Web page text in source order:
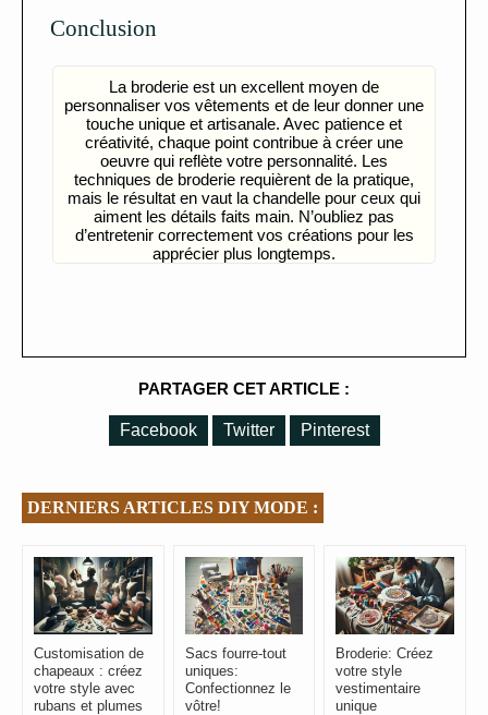
Conclusion
La broderie est un excellent moyen de
personnaliser vos vêtements et de leur donner une
touche unique et artisanale. Avec patience et
créativité, chaque point contribue à créer une
oeuvre qui reflète votre personnalité. Les
techniques de broderie requièrent de la pratique,
mais le résultat en vaut la chandelle pour ceux qui
aiment les détails faits main. N’oubliez pas
d’entretenir correctement vos créations pour les
apprécier plus longtemps.
PARTAGER CET ARTICLE :
Facebook Twitter Pinterest
DERNIERS ARTICLES DIY MODE :
Customisation de
chapeaux : créez
votre style avec
rubans et plumes
Sacs fourre-tout
uniques:
Confectionnez le
vôtre!
Broderie: Créez
votre style
vestimentaire
unique